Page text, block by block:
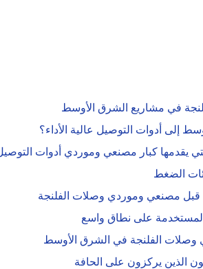
في مشاريع الشرق الأوسط
إلى أدوات التوصيل عالية الأداء؟
يقدمها كبار مصنعي وموردي أدوات
الضغط
قبل مصنعي وموردي وصلات الفلنجة
على نطاق واسع
الفلنجة في الشرق الأوسط
الذين يركزون على الحافة